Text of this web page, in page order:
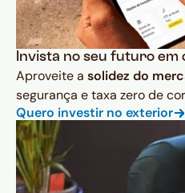
Invista no seu futuro em
Aproveite a solidez do
segurança e taxa zero de
Quero investir no exterior